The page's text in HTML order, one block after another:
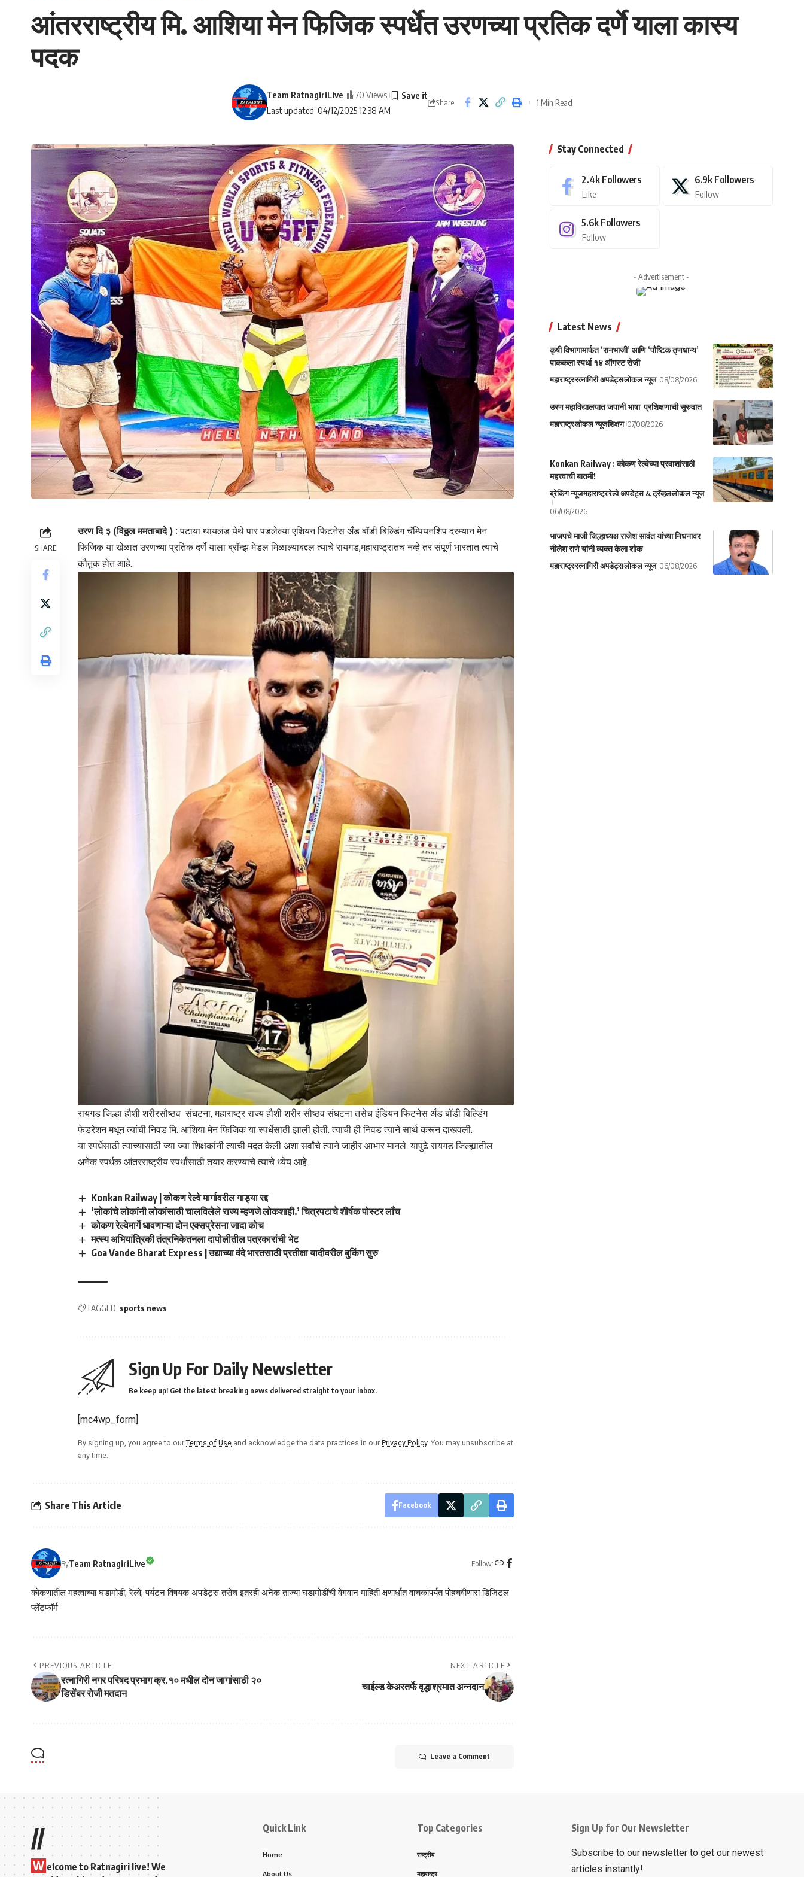
आंतरराष्ट्रीय मि. आशिया मेन फिजिक स्पर्धेत उरणच्या प्रतिक दर्णे याला कास्य
पदक
Last updated: 04/12/2025 12:38 AM
Team RatnagiriLive 70 Views
Share 1 Min Read
SHARE
उरण दि ३ (विठ्ठल ममताबादे ) :पटाया थायलंड येथे पार पडलेल्या एशियन फिटनेस अँड बॉडी बिल्डिंग चॅम्पियनशिप दरम्यान मेन
फिजिक या खेळात उरणच्या प्रतिक दर्णे याला ब्रॉन्झ मेडल मिळाल्याबद्दल त्याचे रायगड,महाराष्ट्रातच नव्हे तर संपूर्ण भारतात त्याचे
कौतुक होत आहे.
रायगड जिल्हा हौशी शरीरसौष्ठव संघटना, महाराष्ट्र राज्य हौशी शरीर सौष्ठव संघटना तसेच इंडियन फिटनेस अँड बॉडी बिल्डिंग
फेडरेशन मधून त्यांची निवड मि. आशिया मेन फिजिक या स्पर्धेसाठी झाली होती. त्याची ही निवड त्याने सार्थ करून दाखवली.
या स्पर्धेसाठी त्याच्यासाठी ज्या ज्या शिक्षकांनी त्याची मदत केली अशा सर्वांचे त्याने जाहीर आभार मानले. यापुढे रायगड जिल्ह्यातील
अनेक स्पर्धक आंतरराष्ट्रीय स्पर्धांसाठी तयार करण्याचे त्याचे ध्येय आहे.
Konkan Railway | कोकण रेल्वे मार्गावरील गाड्या रद्द
‘लोकांचे लोकांनी लोकांसाठी चालविलेले राज्य म्हणजे लोकशाही.’ चित्रपटाचे शीर्षक पोस्टर लॉंच
कोकण रेल्वेमार्गे धावणाऱ्या दोन एक्सप्रेसना जादा काेच
मत्स्य अभियांत्रिकी तंत्रनिकेतनला दापोलीतील पत्रकारांची भेट
Goa Vande Bharat Express | उद्याच्या वंदे भारतसाठी प्रतीक्षा यादीवरील बुकिंग सुरु
TAGGED: sports news
Sign Up For Daily Newsletter
Be keep up! Get the latest breaking news delivered straight to your inbox.
[mc4wp_form]
By signing up, you agree to our Terms of Use and acknowledge the data practices in our Privacy Policy. You may unsubscribe at
any time.
Share This Article Facebook
ByTeam RatnagiriLive Follow:
कोकणातील महत्वाच्या घडामोडी, रेल्वे, पर्यटन विषयक अपडेट्स तसेच इतरही अनेक ताज्या घडामोडींची वेगवान माहिती क्षणार्धात वाचकांपर्यत पोहचवीणारा डिजिटल
प्लॅटफॉर्म
PREVIOUS ARTICLE
रत्नागिरी नगर परिषद प्रभाग क्र.१० मधील दोन जागांसाठी २०
डिसेंबर रोजी मतदान
NEXT ARTICLE
चाईल्ड केअरतर्फे वृद्धाश्रमात अन्नदान
Leave a Comment
Stay Connected
2.4k Followers
Like
6.9k Followers
Follow
5.6k Followers
Follow
- Advertisement -
Latest News
कृषी विभागामार्फत ‘रानभाजी’ आणि ‘पौष्टिक तृणधान्य’
पाककला स्पर्धा १४ ऑगस्ट रोजी
महाराष्ट्ररत्नागिरी अपडेट्सलोकल न्यूज 08/08/2026
उरण महाविद्यालयात जपानी भाषा प्रशिक्षणाची सुरुवात
महाराष्ट्रलोकल न्यूजशिक्षण 07/08/2026
Konkan Railway : कोकण रेल्वेच्या प्रवाशांसाठी
महत्त्वाची बातमी!
ब्रेकिंग न्यूजमहाराष्ट्ररेल्वे अपडेट्स & ट्रॅव्हललोकल न्यूज
06/08/2026
भाजपचे माजी जिल्हाध्यक्ष राजेश सावंत यांच्या निधनावर
नीलेश राणे यांनी व्यक्त केला शोक
महाराष्ट्ररत्नागिरी अपडेट्सलोकल न्यूज 06/08/2026
//
W elcome to Ratnagiri live! We
Quick Link
Home
About Us
Top Categories
राष्ट्रीय
महाराष्ट्र
Sign Up for Our Newsletter
Subscribe to our newsletter to get our newest
articles instantly!